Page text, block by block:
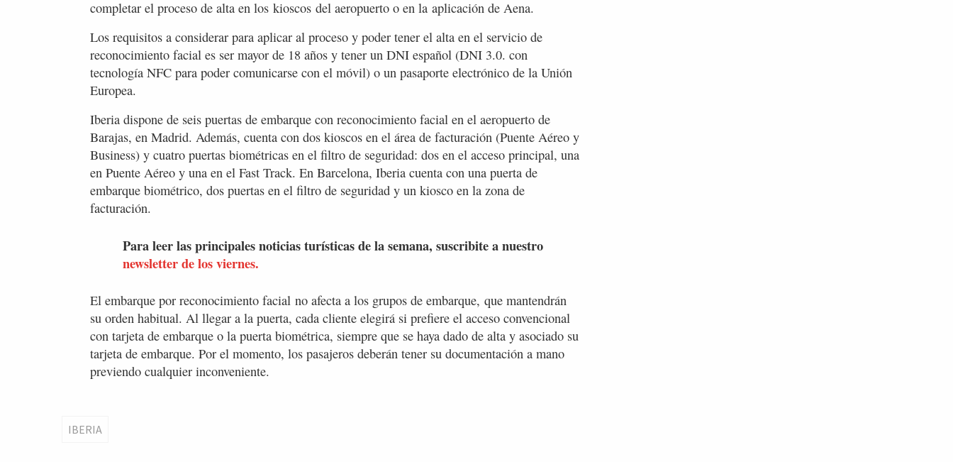
completar el proceso de alta en los kioscos del aeropuerto o en la aplicación de Aena.
Los requisitos a considerar para aplicar al proceso y poder tener el alta en el servicio de
reconocimiento facial es ser mayor de 18 años y tener un DNI español (DNI 3.0. con
tecnología NFC para poder comunicarse con el móvil) o un pasaporte electrónico de la Unión
Europea.
Iberia dispone de seis puertas de embarque con reconocimiento facial en el aeropuerto de
Barajas, en Madrid. Además, cuenta con dos kioscos en el área de facturación (Puente Aéreo y
Business) y cuatro puertas biométricas en el filtro de seguridad: dos en el acceso principal, una
en Puente Aéreo y una en el Fast Track. En Barcelona, Iberia cuenta con una puerta de
embarque biométrico, dos puertas en el filtro de seguridad y un kiosco en la zona de
facturación.
Para leer las principales noticias turísticas de la semana, suscribite a nuestro
newsletter de los viernes.
El embarque por reconocimiento facial no afecta a los grupos de embarque, que mantendrán
su orden habitual. Al llegar a la puerta, cada cliente elegirá si prefiere el acceso convencional
con tarjeta de embarque o la puerta biométrica, siempre que se haya dado de alta y asociado su
tarjeta de embarque. Por el momento, los pasajeros deberán tener su documentación a mano
previendo cualquier inconveniente.
IBERIA